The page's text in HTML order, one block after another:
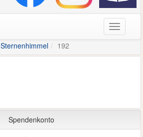
Sternenhimmel 192
Spendenkonto